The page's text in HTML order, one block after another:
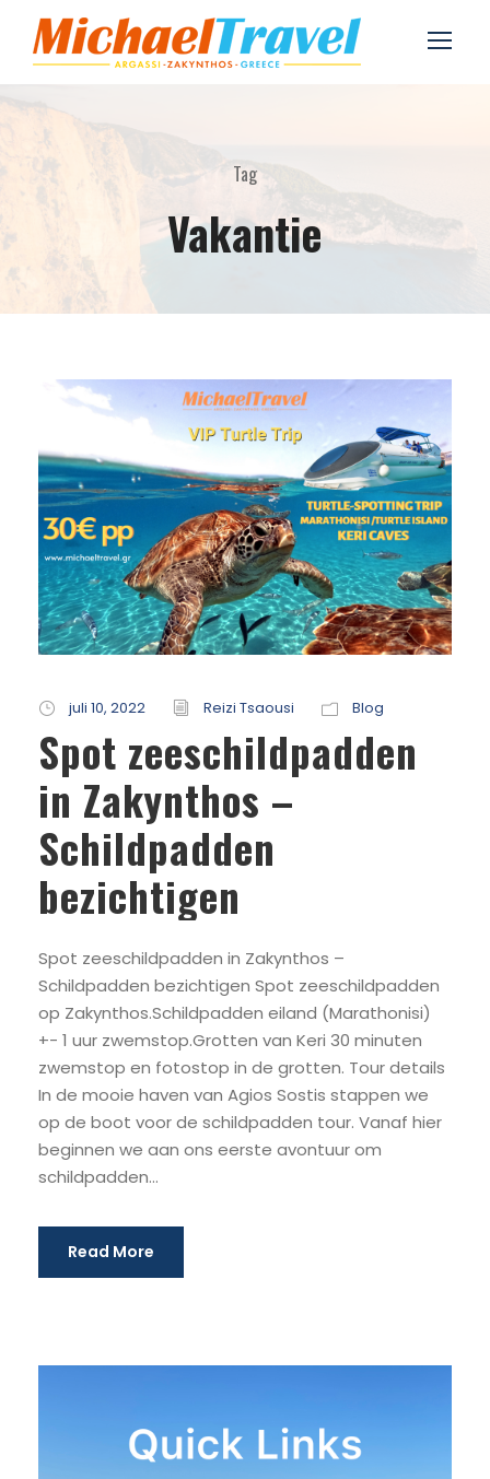
Tag
Vakantie
juli 10, 2022 Reizi Tsaousi Blog
Spot zeeschildpadden
in Zakynthos –
Schildpadden
bezichtigen
Spot zeeschildpadden in Zakynthos –
Schildpadden bezichtigen Spot zeeschildpadden
op Zakynthos.Schildpadden eiland (Marathonisi)
+- 1 uur zwemstop.Grotten van Keri 30 minuten
zwemstop en fotostop in de grotten. Tour details
In de mooie haven van Agios Sostis stappen we
op de boot voor de schildpadden tour. Vanaf hier
beginnen we aan ons eerste avontuur om
schildpadden...
Read More